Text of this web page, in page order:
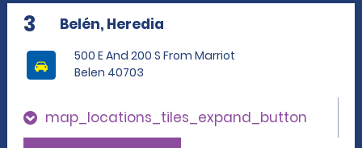
3 Belén, Heredia
500 E And 200 S From Marriot
Belen 40703
map_locations_tiles_expand_button